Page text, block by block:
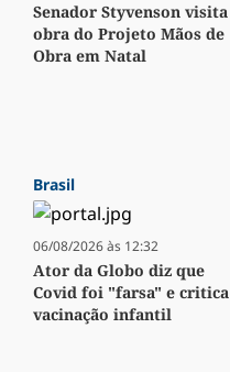
Senador Styvenson visita
obra do Projeto Mãos de
Obra em Natal
Brasil
06/08/2026 às 12:32
Ator da Globo diz que
Covid foi "farsa" e critica
vacinação infantil